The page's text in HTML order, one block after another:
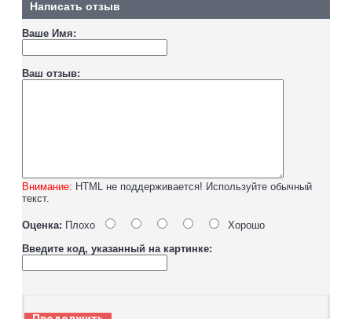
Написать отзыв
Ваше Имя:
Ваш отзыв:
Внимание: HTML не поддерживается! Используйте обычный
текст.
Оценка: Плохо
Хорошо
Введите код, указанный на картинке: